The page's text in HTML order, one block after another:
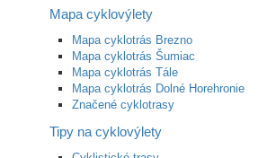
Mapa cyklovýlety
Mapa cyklotrás Brezno
Mapa cyklotrás Šumiac
Mapa cyklotrás Tále
Mapa cyklotrás Dolné Horehronie
Značené cyklotrasy
Tipy na cyklovýlety